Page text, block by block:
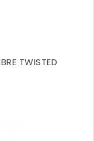
TWISTED